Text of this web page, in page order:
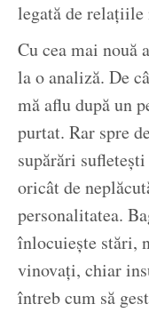
legată de relațiile
Cu cea mai nouă
la o analiză. De
mă aflu după un
purtat. Rar spre
supărări
oricât de
personalitatea.
înlocuiește stări,
vinovați, chiar
întreb cum să